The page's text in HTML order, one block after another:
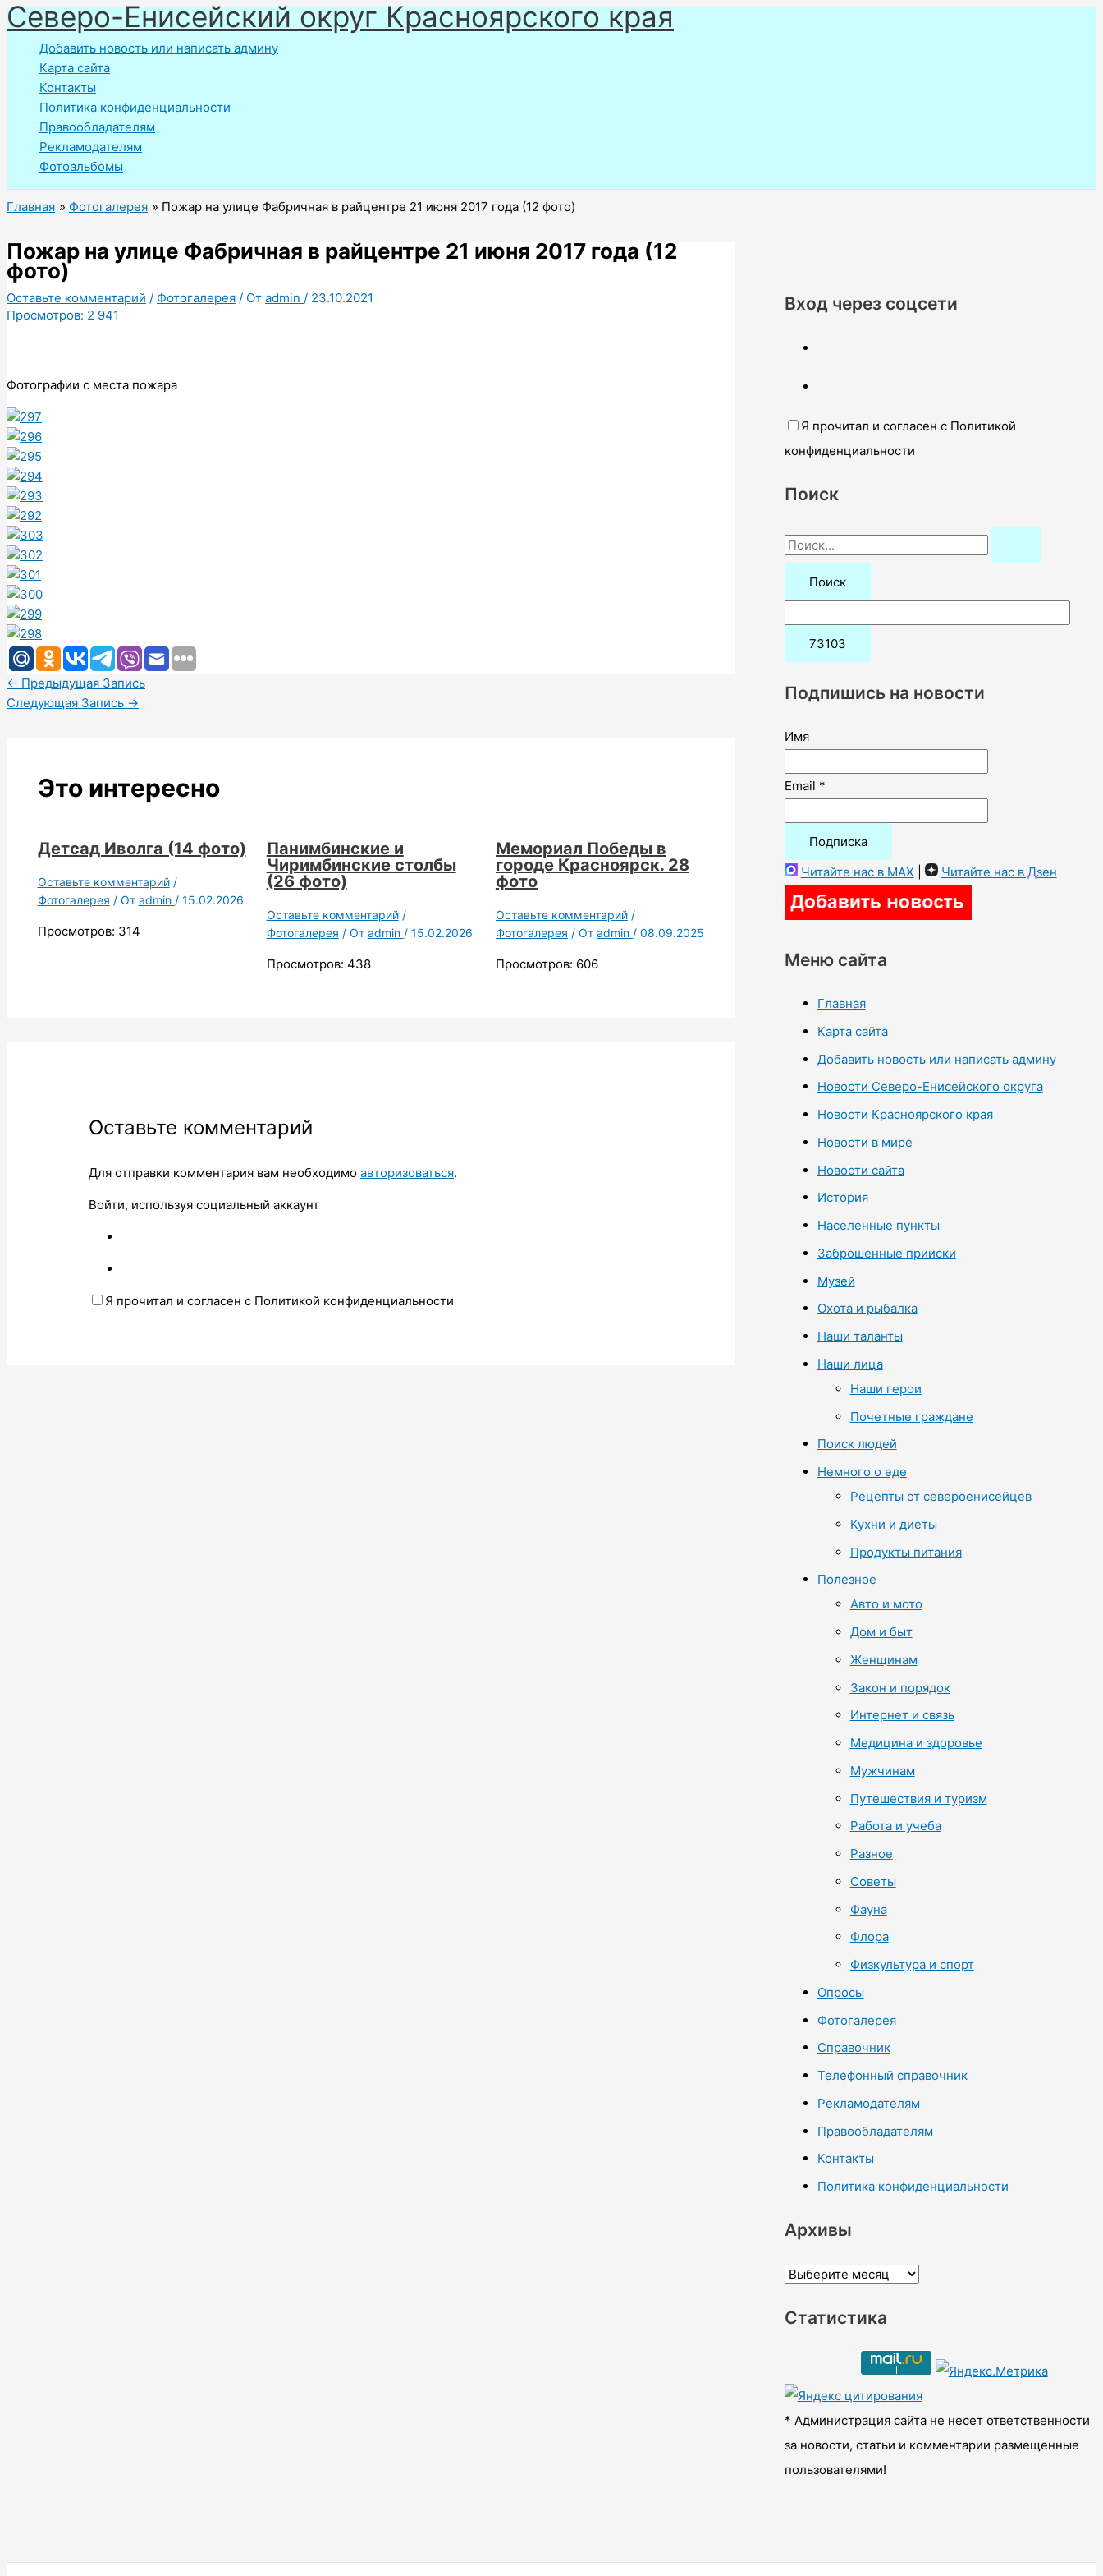
Перейти
к
содержимому
Северо-Енисейский округ Красноярского края
Добавить новость или написать админу
Карта сайта
Контакты
Политика конфиденциальности
Правообладателям
Рекламодателям
Фотоальбомы
Главная Фотогалерея Пожар на улице Фабричная в райцентре 21 июня 2017 года (12 фото)
Пожар на улице Фабричная в райцентре 21 июня 2017 года (12
фото)
Оставьте комментарий / Фотогалерея / От admin / 23.10.2021
Просмотров: 2 941
Фотографии с места пожара
← Предыдущая Запись
Следующая Запись →
Это интересно
Детсад Иволга (14 фото)
Оставьте комментарий /
Фотогалерея / От admin / 15.02.2026
Просмотров: 314
Панимбинские и
Чиримбинские столбы
(26 фото)
Оставьте комментарий /
Фотогалерея / От admin / 15.02.2026
Просмотров: 438
Мемориал Победы в
городе Красноярск. 28
фото
Оставьте комментарий /
Фотогалерея / От admin / 08.09.2025
Просмотров: 606
Оставьте комментарий
Для отправки комментария вам необходимоавторизоваться.
Войти, используя социальный аккаунт
Я прочитал и согласен с Политикой конфиденциальности
Вход через соцсети
Я прочитал и согласен с Политикой
конфиденциальности
Поиск
П
о
:
Подпишись на новости
Имя
Email *
Читайте нас в MAX Читайте нас в Дзен
Меню сайта
Главная
Карта сайта
Добавить новость или написать админу
Новости Северо-Енисейского округа
Новости Красноярского края
Новости в мире
Новости сайта
История
Населенные пункты
Заброшенные прииски
Музей
Охота и рыбалка
Наши таланты
Наши лица
Наши герои
Почетные граждане
Поиск людей
Немного о еде
Рецепты от североенисейцев
Кухни и диеты
Продукты питания
Полезное
Авто и мото
Дом и быт
Женщинам
Закон и порядок
Интернет и связь
Медицина и здоровье
Мужчинам
Путешествия и туризм
Работа и учеба
Разное
Советы
Фауна
Флора
Физкультура и спорт
Опросы
Фотогалерея
Справочник
Телефонный справочник
Рекламодателям
Правообладателям
Контакты
Политика конфиденциальности
Архивы
А
х
ы
Статистика
* Администрация сайта не несет ответственности
за новости, статьи и комментарии размещенные
пользователями!